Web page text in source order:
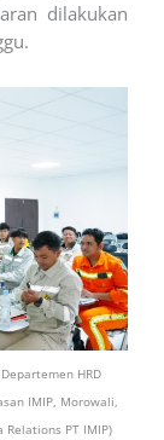
dilakukan
HRD
IMIP, Morowali,
PT IMIP)